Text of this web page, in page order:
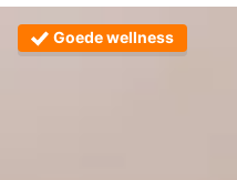
Goede wellness